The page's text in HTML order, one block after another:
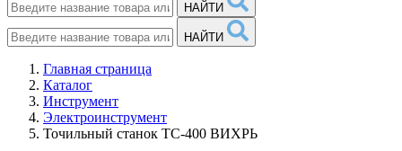
НАЙТИ
НАЙТИ
Главная страница
Каталог
Инструмент
Электроинструмент
Точильный станок ТС-400 ВИХРЬ